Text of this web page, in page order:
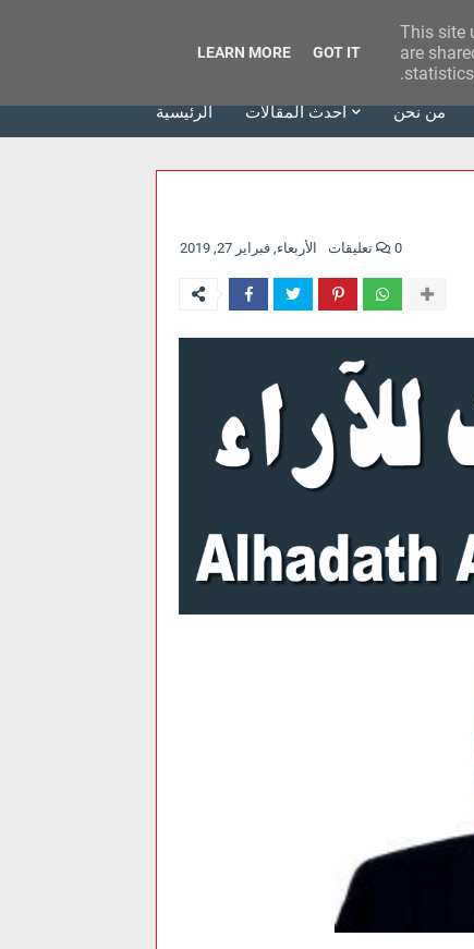
وكالة الحدث للآراء
الرئيسية أحدث المقالات من نحن
الأربعاء, فبراير 27, 2019 0 تعليقات
This site
are
LEARN MORE GOT IT